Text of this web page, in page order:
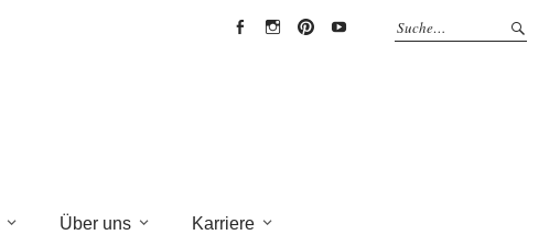
Über uns Karriere